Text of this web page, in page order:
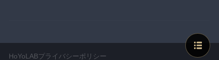
HoYoLABプライバシーポリシー